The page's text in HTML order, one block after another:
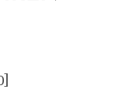
]